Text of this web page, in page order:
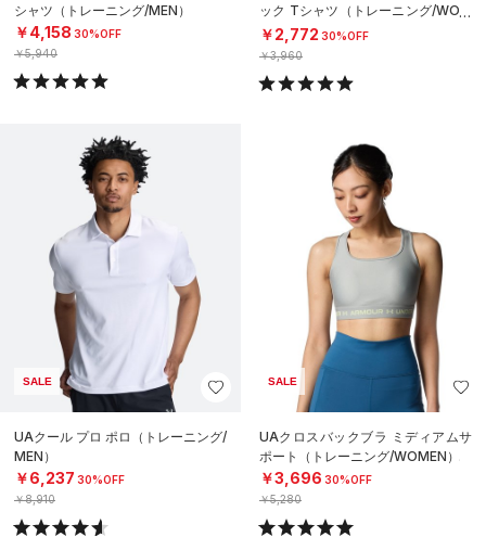
シャツ（トレーニング/MEN）
￥4,158 30%OFF
￥5,940
ック Tシャツ（トレーニング/WOM
EN）
￥2,772 30%OFF
￥3,960
SALE
UAクール プロ ポロ（トレーニング/
MEN）
￥6,237 30%OFF
￥8,910
SALE
UAクロスバックブラ ミディアムサ
ポート（トレーニング/WOMEN）
￥3,696 30%OFF
￥5,280